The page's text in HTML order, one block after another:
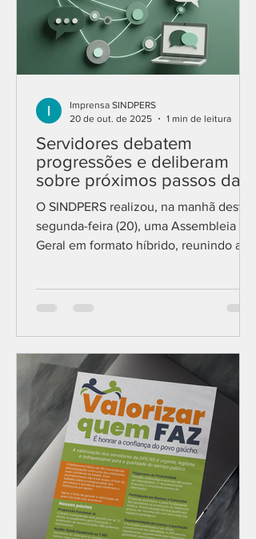
Servidores debatem
progressões e deliberam
sobre próximos passos da
campanha de valorização
O SINDPERS realizou, na manhã desta
segunda-feira (20), uma Assembleia
Geral em formato híbrido, reunindo a
tema da reunião foi a situação das
pendentes de publicação e sem
pagamento desde o mês de maio. Após
o debate, a categoria deliberou por
aguardar a reunião com a
Administração, marcada para o dia 30
de outubro, e judicializar o tema caso
não haja retorno com uma data c
Imprensa SINDPERS
20 de out. de 2025
1 min de leitura